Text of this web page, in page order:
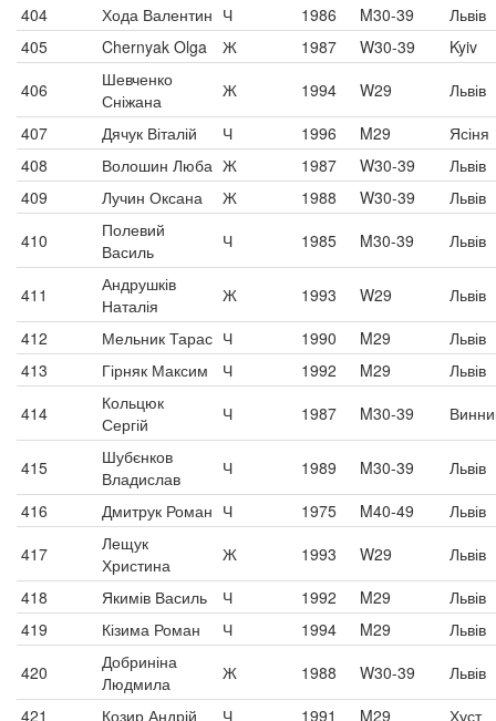
404
Хода Валентин Ч 1986 M30-39
Львів
405
Chernyak Olga Ж 1987 W30-39
Kyiv
406
Шевченко
Сніжана
Ж 1994 W29
Львів
407
Дячук Віталій Ч 1996 M29
Ясіня
408
Волошин Люба Ж 1987 W30-39
Львів
409
Лучин Оксана Ж 1988 W30-39
Львів
410
Полевий
Василь
Ч 1985 M30-39 Львів
411
Андрушків
Наталія
Ж 1993 W29
Львів
412
Мельник Тарас Ч 1990 M29
Львів
413
Гірняк Максим Ч 1992 M29
Львів
414
Кольцюк
Сергій
Ч 1987 M30-39
415
Шубєнков
Владислав
Ч 1989 M30-39
Львів
416
Дмитрук Роман Ч 1975 M40-49
Львів
417
Лещук
Христина
Ж 1993 W29
Львів
418
Якимів Василь Ч 1992 M29
Львів
419
Кізима Роман Ч 1994 M29
Львів
420
Добриніна
Людмила
Ж 1988 W30-39
Львів
421
Козир Андрій Ч 1991 M29 Хуст